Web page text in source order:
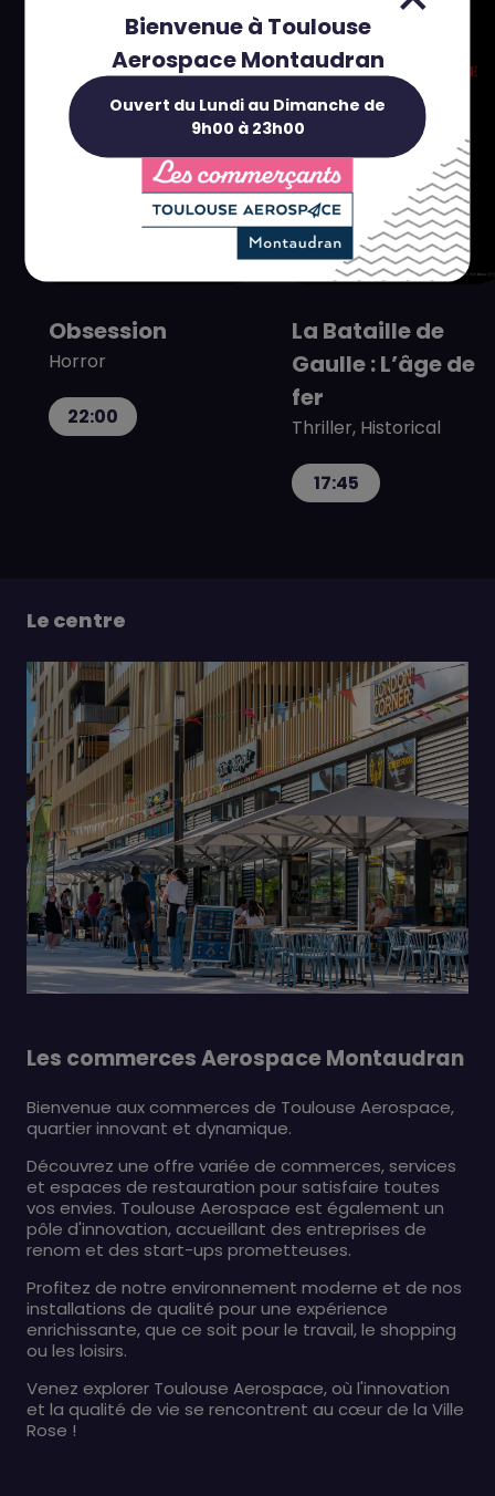
Obsession
Horror
22:00
La Bataille de
Gaulle : L’âge de
fer
Thriller, Historical
17:45
Le centre
Les commerces Aerospace Montaudran
Bienvenue aux commerces de Toulouse Aerospace,
quartier innovant et dynamique.
Découvrez une offre variée de commerces, services
et espaces de restauration pour satisfaire toutes
vos envies. Toulouse Aerospace est également un
pôle d'innovation, accueillant des entreprises de
renom et des start-ups prometteuses.
Profitez de notre environnement moderne et de nos
installations de qualité pour une expérience
enrichissante, que ce soit pour le travail, le shopping
ou les loisirs.
Venez explorer Toulouse Aerospace, où l'innovation
et la qualité de vie se rencontrent au cœur de la Ville
Rose !
Bienvenue à Toulouse
Aerospace Montaudran
Ouvert du Lundi au Dimanche de
9h00 à 23h00